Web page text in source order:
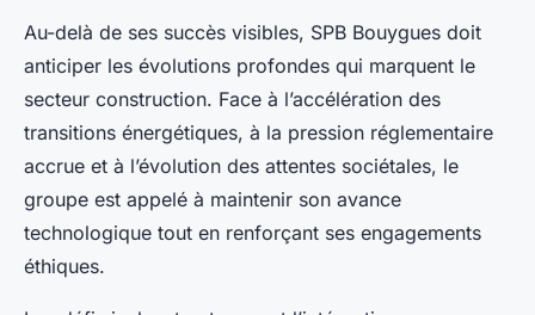
Au-delà de ses succès visibles, SPB Bouygues doit
anticiper les évolutions profondes qui marquent le
secteur construction. Face à l’accélération des
transitions énergétiques, à la pression réglementaire
accrue et à l’évolution des attentes sociétales, le
groupe est appelé à maintenir son avance
technologique tout en renforçant ses engagements
éthiques.